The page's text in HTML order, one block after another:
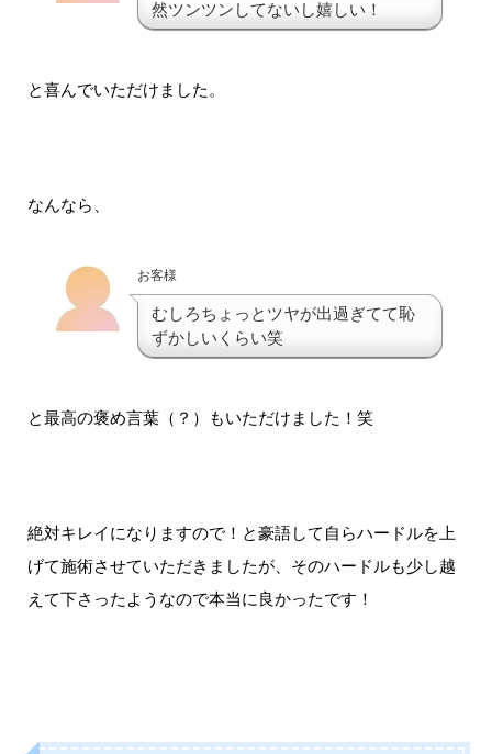
然ツンツンしてないし嬉しい！
と喜んでいただけました。
なんなら、
お客様
むしろちょっとツヤが出過ぎてて恥
ずかしいくらい笑
と最高の褒め言葉（？）もいただけました！笑
絶対キレイになりますので！と豪語して自らハードルを上
げて施術させていただきましたが、そのハードルも少し越
えて下さったようなので本当に良かったです！